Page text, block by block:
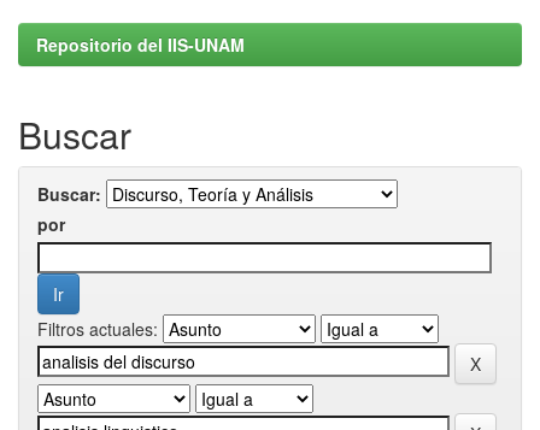
Repositorio del IIS-UNAM
Buscar
Buscar:
por
Filtros actuales: